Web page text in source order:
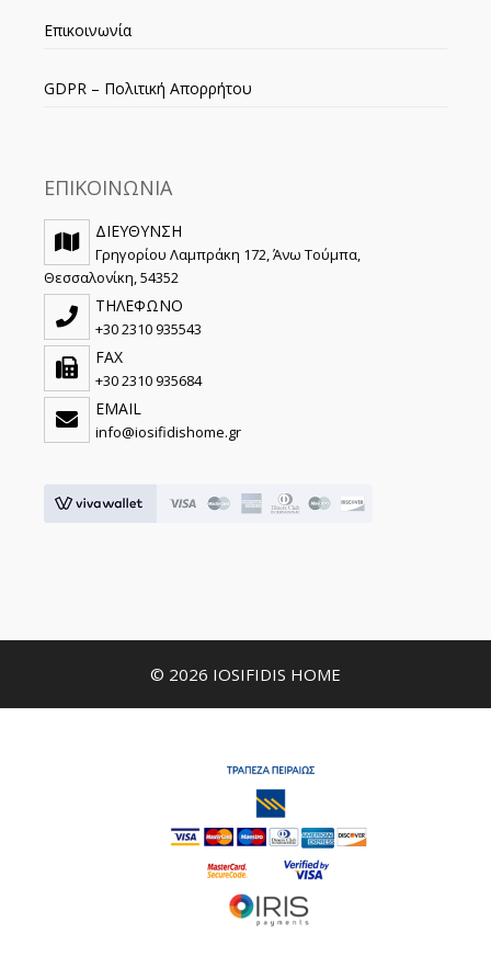
Επικοινωνία
GDPR – Πολιτική Απορρήτου
ΕΠΙΚΟΙΝΩΝΙΑ
ΔΙΕΥΘΥΝΣΗ
Γρηγορίου Λαμπράκη 172, Άνω Τούμπα,
Θεσσαλονίκη, 54352
ΤΗΛΕΦΩΝΟ
+30 2310 935543
FAX
+30 2310 935684
EMAIL
info@iosifidishome.gr
© 2026 IOSIFIDIS HOME